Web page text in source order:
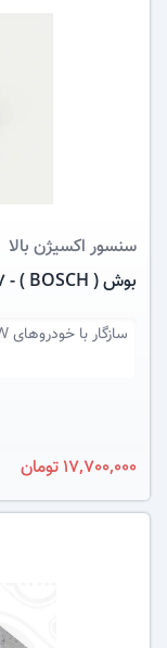
سنسور اکسیژن بالا
بوش ( BOSCH ) - 0 258 003 477
سازگار با خودروهای BMW با موتور M54
17,700,000 تومان